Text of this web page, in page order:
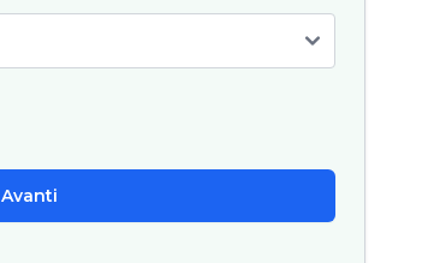
Avanti
consiglio vivamente. "